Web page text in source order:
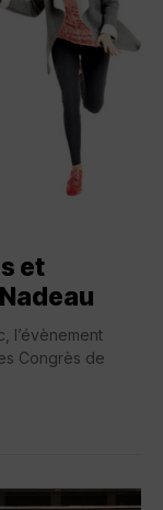
et
l’évènement
Congrès de